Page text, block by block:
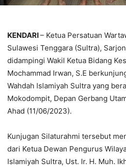
KENDARI– Ketua Persatuan
Sulawesi Tenggara (Sultra),
didampingi Wakil Ketua Bidang
Mochammad Irwan, S.E
Wahdah Islamiyah Sultra yang
Mokodompit, Depan Gerbang
Ahad (11/06/2023).
Kunjugan Silaturahmi tersebut
dari Ketua Dewan Pengurus
Islamiyah Sultra, Ust. Ir. H. Muh.